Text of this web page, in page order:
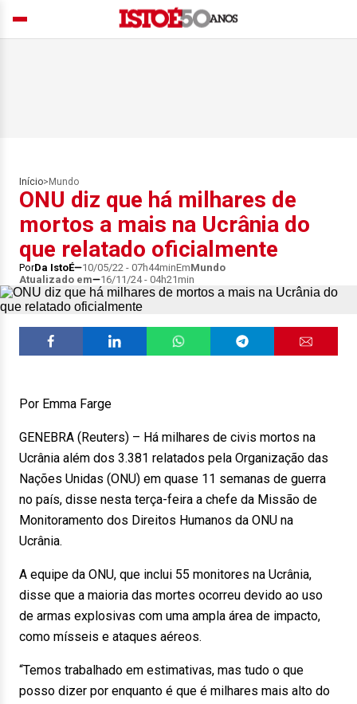
Início> Mundo
ONU diz que há milhares de
mortos a mais na Ucrânia do
que relatado oficialmente
PorDa IstoÉ 10/05/22 - 07h44minEmMundo
Atualizado em
16/11/24 - 04h21min
Por Emma Farge
GENEBRA (Reuters) – Há milhares de civis mortos na
Ucrânia além dos 3.381 relatados pela Organização das
Nações Unidas (ONU) em quase 11 semanas de guerra
no país, disse nesta terça-feira a chefe da Missão de
Monitoramento dos Direitos Humanos da ONU na
Ucrânia.
A equipe da ONU, que inclui 55 monitores na Ucrânia,
disse que a maioria das mortes ocorreu devido ao uso
de armas explosivas com uma ampla área de impacto,
como mísseis e ataques aéreos.
“Temos trabalhado em estimativas, mas tudo o que
posso dizer por enquanto é que é milhares mais alto do